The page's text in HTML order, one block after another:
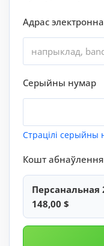
Адрас
Серыйны нумар
Страцілі серыйны
Кошт абнаўлення
Персанальная
148,00 $